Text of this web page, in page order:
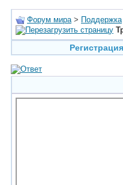
Форум мира > Поддержка
Регистрация